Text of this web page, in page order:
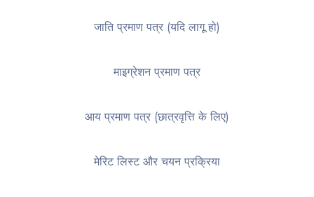
जाति प्रमाण पत्र (यदि लागू हो)
माइग्रेशन प्रमाण पत्र
आय प्रमाण पत्र (छात्रवृत्ति के लिए)
मेरिट लिस्ट और चयन प्रक्रिया